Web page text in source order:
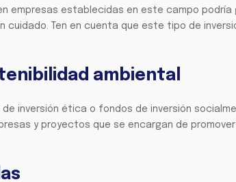
empresas establecidas en este campo podría
Ten en cuenta que este tipo de
ambiental
inversión ética o fondos de inversión
y proyectos que se encargan de